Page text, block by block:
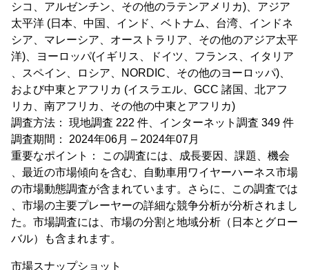
シコ、アルゼンチン、その他のラテンアメリカ)、アジア
太平洋 (日本、中国、インド、ベトナム、台湾、インドネ
シア、マレーシア、オーストラリア、その他のアジア太平
洋)、ヨーロッパ(イギリス、ドイツ、フランス、イタリア
、スペイン、ロシア、NORDIC、その他のヨーロッパ)、
および中東とアフリカ (イスラエル、GCC 諸国、北アフ
リカ、南アフリカ、その他の中東とアフリカ)
調査方法： 現地調査 222 件、インターネット調査 349 件
調査期間： 2024年06月 – 2024年07月
重要なポイント： この調査には、成長要因、課題、機会
、最近の市場傾向を含む、自動車用ワイヤーハーネス市場
の市場動態調査が含まれています。さらに、この調査では
、市場の主要プレーヤーの詳細な競争分析が分析されまし
た。市場調査には、市場の分割と地域分析（日本とグロー
バル）も含まれます。
市場スナップショット